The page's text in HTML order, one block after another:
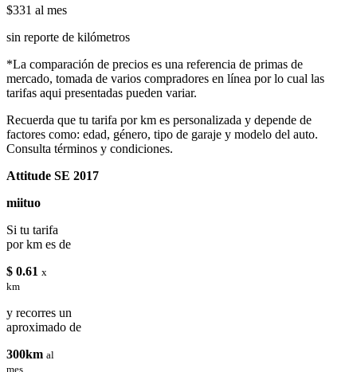
$331 al mes
sin reporte de kilómetros
*La comparación de precios es una referencia de primas de
mercado, tomada de varios compradores en línea por lo cual las
tarifas aqui presentadas pueden variar.
Recuerda que tu tarifa por km es personalizada y depende de
factores como: edad, género, tipo de garaje y modelo del auto.
Consulta términos y condiciones.
Attitude SE 2017
miituo
Si tu tarifa
por km es de
$ 0.61 x
km
y recorres un
aproximado de
300km al
mes